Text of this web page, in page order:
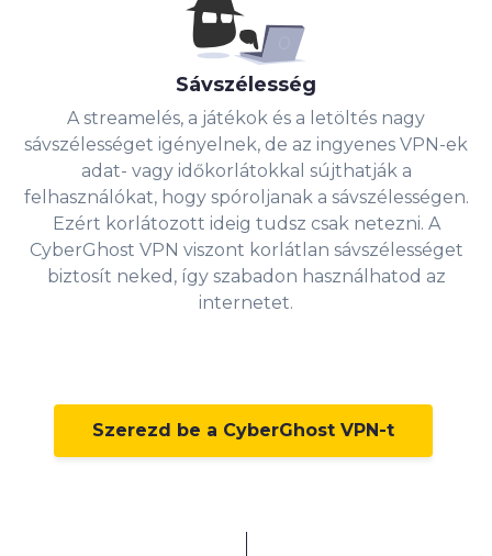
Sávszélesség
A streamelés, a játékok és a letöltés nagy
sávszélességet igényelnek, de az ingyenes VPN-ek
adat- vagy időkorlátokkal sújthatják a
felhasználókat, hogy spóroljanak a sávszélességen.
Ezért korlátozott ideig tudsz csak netezni. A
CyberGhost VPN viszont korlátlan sávszélességet
biztosít neked, így szabadon használhatod az
internetet.
Szerezd be a CyberGhost VPN-t